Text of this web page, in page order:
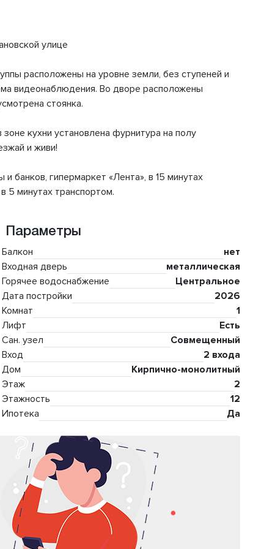
улице
расположены на уровне земли, без ступеней и
видеонаблюдения. Во дворе расположены
стоянка.
кухни установлена фурнитура на полу
и живи!
банков, гипермаркет «Лента», в 15 минутах
5 минутах транспортом.
Параметры
Балкон
нет
Входная дверь
металлическая
Горячее водоснабжение
Центральное
Дата постройки
2026
Комнат
1
Лифт
Есть
Сан. узел
Совмещенный
Вход
2 входа
Дом
Кирпично-монолитный
Этаж
2
Этажность
12
Ипотека
Да